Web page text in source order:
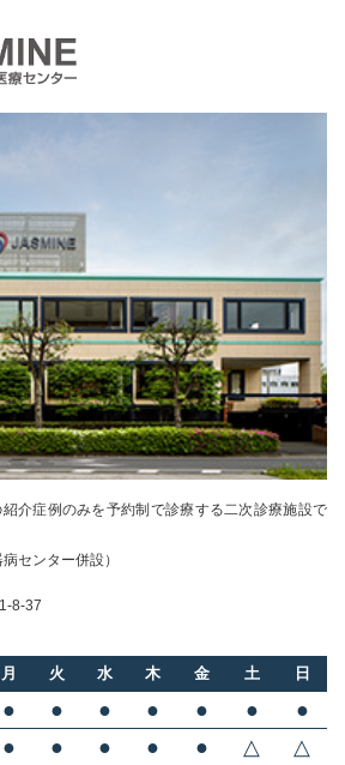
介症例のみを予約制で診療する二次診療施設で
センター併設）
8-37
月 火 水 木 金 土
日
● ● ● ● ● ● ●
● ● ● ● ● △ △